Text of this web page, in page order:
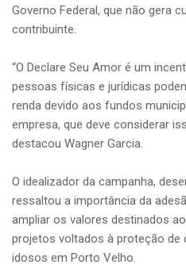
Governo Federal, que não gera
contribuinte.
“O Declare Seu Amor é um
pessoas físicas e jurídicas
renda devido aos fundos
empresa, que deve considerar
destacou Wagner Garcia.
O idealizador da campanha,
ressaltou a importância da
ampliar os valores destinados
projetos voltados à proteção de
idosos em Porto Velho.